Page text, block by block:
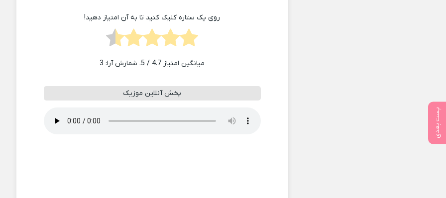
پست بعدی
روی یک ستاره کلیک کنید تا به آن امتیاز دهید!
میانگین امتیاز 4.7 / 5. شمارش آرا: 3
پخش آنلاین موزیک